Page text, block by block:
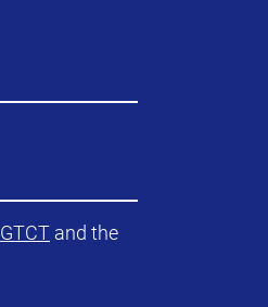
GTCT and the